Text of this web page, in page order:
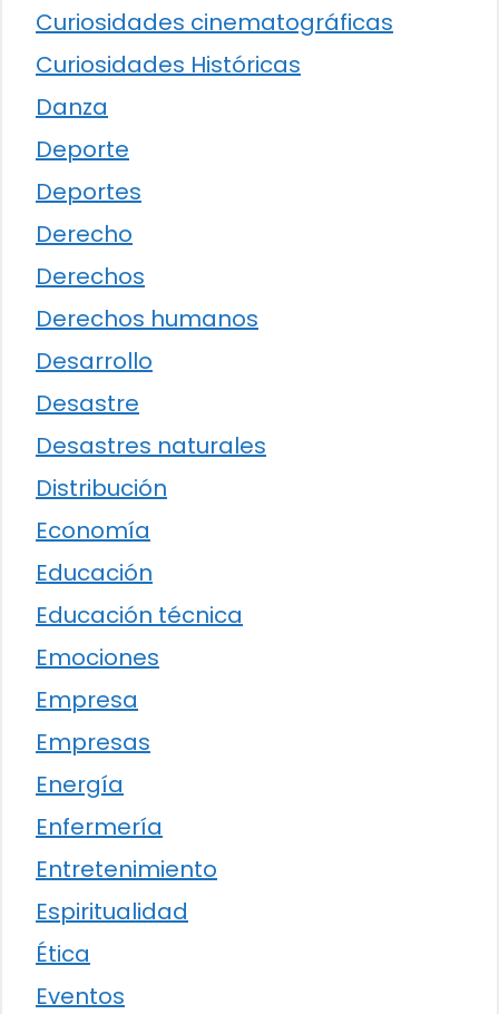
Curiosidades cinematográficas
Curiosidades Históricas
Danza
Deporte
Deportes
Derecho
Derechos
Derechos humanos
Desarrollo
Desastre
Desastres naturales
Distribución
Economía
Educación
Educación técnica
Emociones
Empresa
Empresas
Energía
Enfermería
Entretenimiento
Espiritualidad
Ética
Eventos